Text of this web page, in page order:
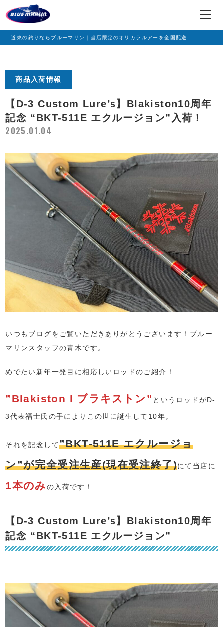
道東の釣りならブルーマリン｜当店限定のオリカラルアーを全国配送
商品入荷情報
【D-3 Custom Lure’s】Blakiston10周年
記念 “BKT-511E エクルージョン”入荷！
2025.01.04
いつもブログをご覧いただきありがとうございます！ブルー
マリンスタッフの青木です。
めでたい新年一発目に相応しいロッドのご紹介！
”Blakiston l ブラキストン” というロッドがD-
3代表福士氏の手によりこの世に誕生して10年。
それを記念して”BKT-511E エクルージョ
ン”が完全受注生産(現在受注終了)にて当店に
1本のみの入荷です！
【D-3 Custom Lure’s】Blakiston10周年
記念 “BKT-511E エクルージョン”